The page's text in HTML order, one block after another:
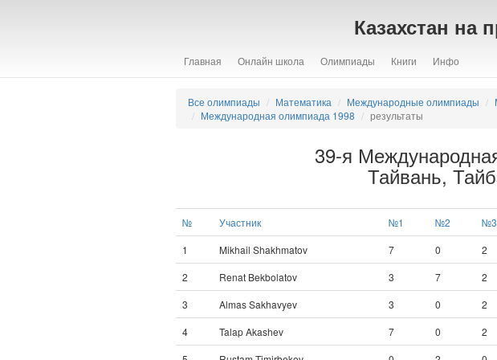
Казахстан на
Главная Онлайн школа Олимпиады Книги Инфо
Все олимпиады Математика Международные олимпиады
Международная олимпиада 1998
результаты
39-я
Тайвань,
№ Участник №1 №2 №3
1
Mikhail Shakhmatov 7 0 2
2
Renat Bekbolatov 3 7 2
3
Almas Sakhavyev 3 0 2
4
Talap Akashev 7 0 2